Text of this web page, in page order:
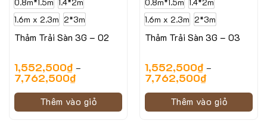
0.8m*1.5m 1.4*2m
1.6m x 2.3m 2*3m
Thảm Trải Sàn 3G – 02
1,552,500₫–
7,762,500₫
Thêm vào giỏ
0.8m*1.5m 1.4*2m
1.6m x 2.3m 2*3m
Thảm Trải Sàn 3G – 03
1,552,500₫–
7,762,500₫
Thêm vào giỏ